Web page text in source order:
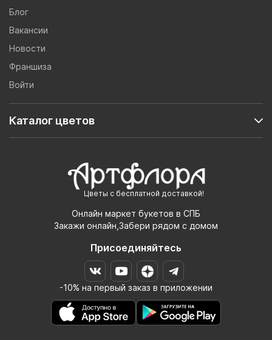
Цветы с бесплатной доставкой!
Онлайн маркет букетов в СПБ
Закажи онлайн,Забери рядом с домом
Присоединяйтесь
-10% на первый заказ в приложении
Блог
Вакансии
Новости
Франшиза
Войти
Каталог цветов